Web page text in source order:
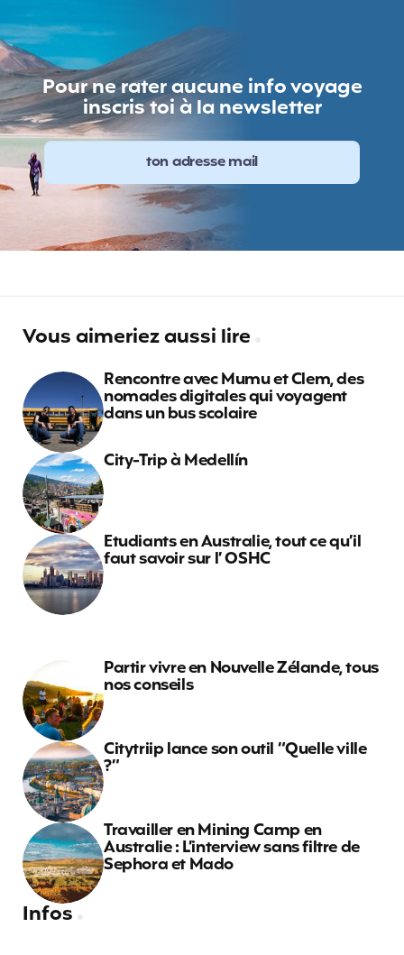
Pour ne rater aucune info voyage
inscris toi à la newsletter
Vous aimeriez aussi lire
Rencontre avec Mumu et Clem, des
nomades digitales qui voyagent
dans un bus scolaire
City-Trip à Medellín
Etudiants en Australie, tout ce qu’il
faut savoir sur l’ OSHC
Partir vivre en Nouvelle Zélande, tous
nos conseils
Citytriip lance son outil “Quelle ville
?”
Travailler en Mining Camp en
Australie : L’interview sans filtre de
Sephora et Mado
Infos